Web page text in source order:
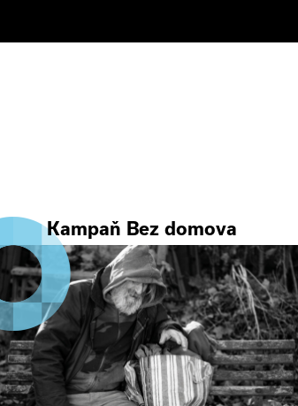
Kampaň Bez domova